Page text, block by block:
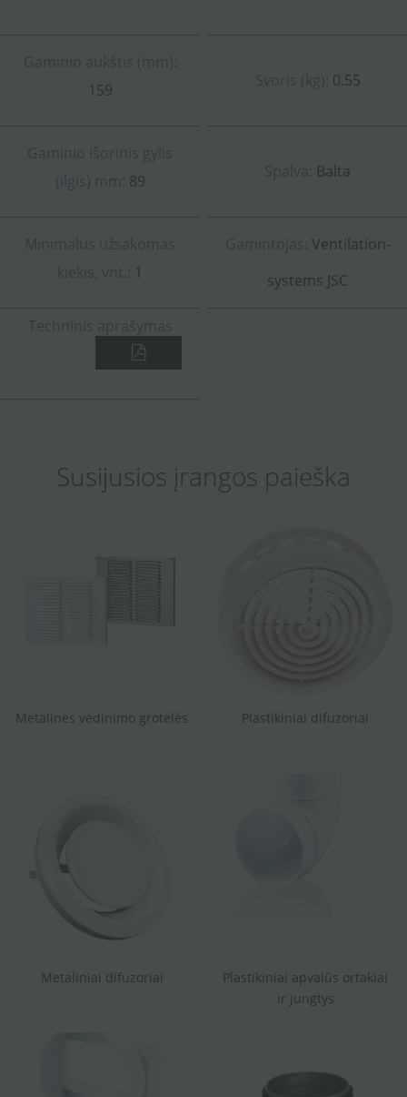
Gaminio aukštis (mm):
159
Svoris (kg): 0.55
Gaminio išorinis gylis
(ilgis) mm: 89 Spalva: Balta
Minimalus užsakomas
kiekis, vnt.: 1
Gamintojas: Ventilation-
systems JSC
Techninis aprašymas
Susijusios įrangos paieška
Metalinės vėdinimo grotelės Plastikiniai difuzoriai
Metaliniai difuzoriai
Plastikiniai apvalūs ortakiai
ir jungtys